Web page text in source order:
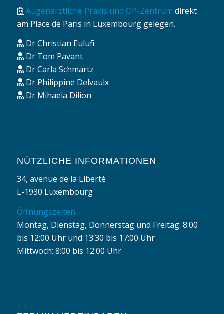
Augenärztliche Praxis und OP-Zentrum direkt
am Place de Paris in Luxembourg gelegen.
Dr Christian Eulufi
Dr Tom Pavant
Dr Carla Schmartz
Dr Philippine Delvaulx
Dr Mihaela Dilion
NÜTZLICHE INFORMATIONEN
34, avenue de la Liberté
L-1930 Luxembourg
Öffnungszeiten
Montag, Dienstag, Donnerstag und Freitag: 8:00
bis 12:00 Uhr und 13:30 bis 17:00 Uhr
Mittwoch: 8:00 bis 12:00 Uhr